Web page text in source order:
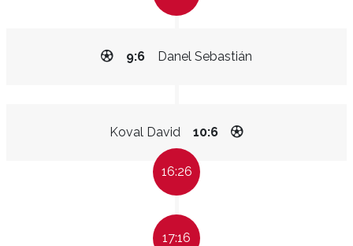
Danel Sebastián
9:6
Koval David 10:6
16:26
17:16